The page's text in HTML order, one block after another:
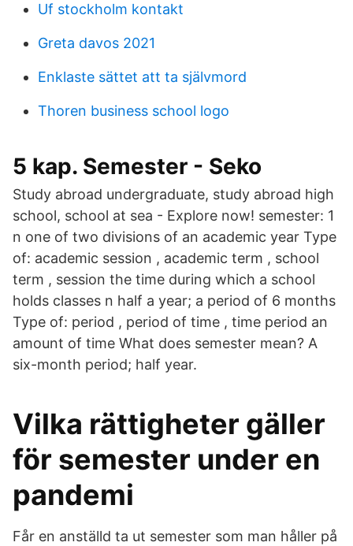
Uf stockholm kontakt
Greta davos 2021
Enklaste sättet att ta självmord
Thoren business school logo
5 kap. Semester - Seko
Study abroad undergraduate, study abroad high
school, school at sea - Explore now! semester: 1
n one of two divisions of an academic year Type
of: academic session , academic term , school
term , session the time during which a school
holds classes n half a year; a period of 6 months
Type of: period , period of time , time period an
amount of time What does semester mean? A
six-month period; half year.
Vilka rättigheter gäller
för semester under en
pandemi
Får en anställd ta ut semester som man håller på